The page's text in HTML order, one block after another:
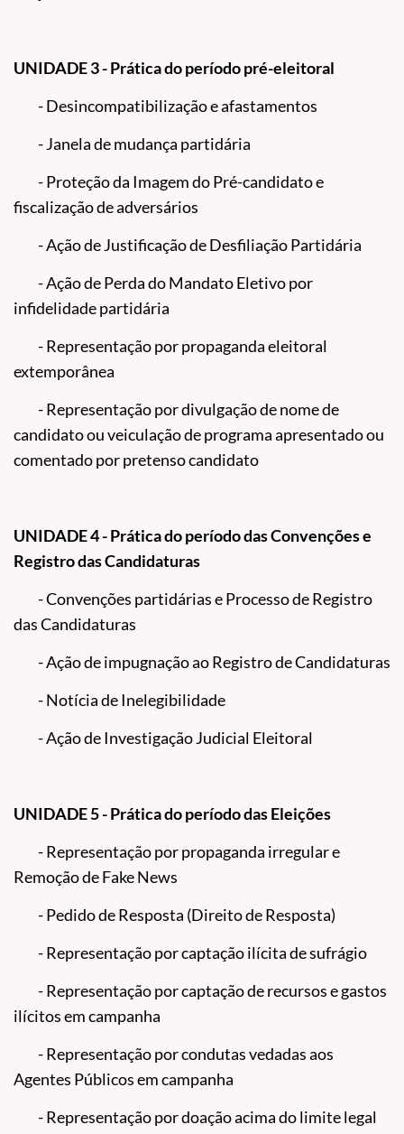
UNIDADE 3 - Prática do período pré-eleitoral
- Desincompatibilização e afastamentos
- Janela de mudança partidária
- Proteção da Imagem do Pré-candidato e
fiscalização de adversários
- Ação de Justificação de Desfiliação Partidária
- Ação de Perda do Mandato Eletivo por
infidelidade partidária
- Representação por propaganda eleitoral
extemporânea
- Representação por divulgação de nome de
candidato ou veiculação de programa apresentado ou
comentado por pretenso candidato
UNIDADE 4 - Prática do período das Convenções e
Registro das Candidaturas
- Convenções partidárias e Processo de Registro
das Candidaturas
- Ação de impugnação ao Registro de Candidaturas
- Notícia de Inelegibilidade
- Ação de Investigação Judicial Eleitoral
UNIDADE 5 - Prática do período das Eleições
- Representação por propaganda irregular e
Remoção de Fake News
- Pedido de Resposta (Direito de Resposta)
- Representação por captação ilícita de sufrágio
- Representação por captação de recursos e gastos
ilícitos em campanha
- Representação por condutas vedadas aos
Agentes Públicos em campanha
- Representação por doação acima do limite legal